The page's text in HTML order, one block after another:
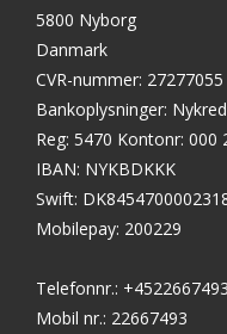
5800 Nyborg
Danmark
CVR-nummer: 27277055
Bankoplysninger:
Reg: 5470 Kontonr: 000
IBAN: NYKBDKKK
Swift:
Mobilepay: 200229
Telefonnr.: +4522667493
Mobil nr.: 22667493